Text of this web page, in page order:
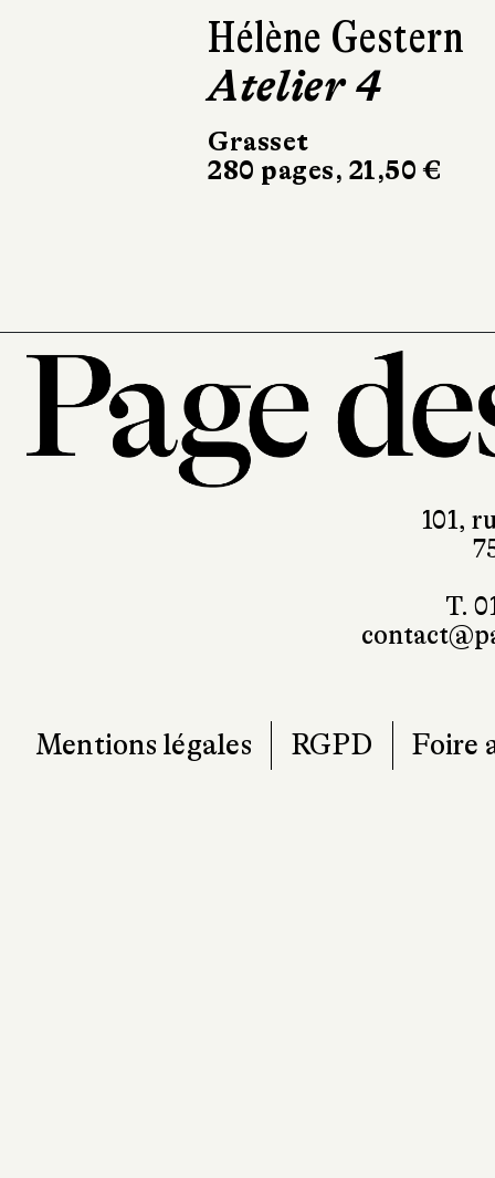
Hélène Gestern
Atelier 4
Grasset
280 pages, 21,50 €
Mikołaj
Les Enfants
Stramer
Noir sur Blanc
101,
T.
Mentions légales RGPD Foire